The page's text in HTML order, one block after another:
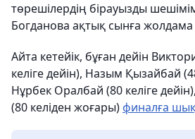
төрешілердің бірауызды
Богданова ақтық сынға
Айта кетейік, бұған дейін
келіге дейін), Назым Қызайбай
Нұрбек Оралбай (80 келіге
(80 келіден жоғары)финалға